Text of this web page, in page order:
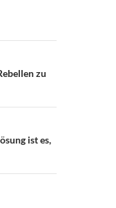
zu
ist es,